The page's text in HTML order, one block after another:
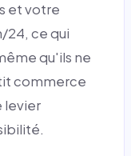
et votre
24, ce qui
qu'ils ne
commerce
levier